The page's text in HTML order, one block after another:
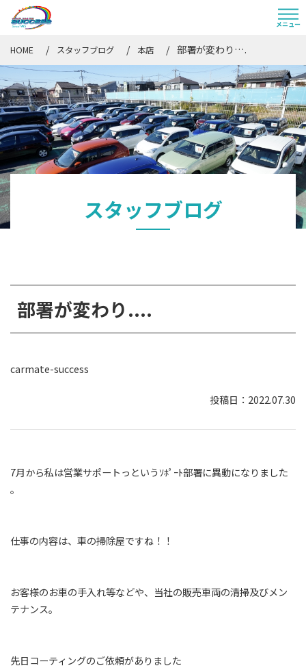
HOME スタッフブログ 本店 部署が変わり….
スタッフブログ
部署が変わり....
carmate-success
2022.07.30
7月から私は営業サポートっというｿﾎﾟｰﾄ部署に異動になりました
。
仕事の内容は、車の掃除屋ですね！！
お客様のお車の手入れ等などや、当社の販売車両の清掃及びメン
テナンス。
先日コーティングのご依頼がありました